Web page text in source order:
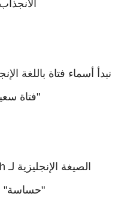
نبدأ أسماء فتاة باللغة
"فتاة
"حساسة" و